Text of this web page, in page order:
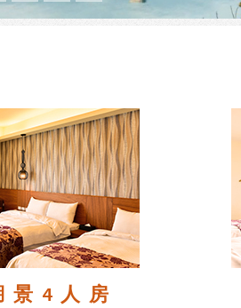
景4人房